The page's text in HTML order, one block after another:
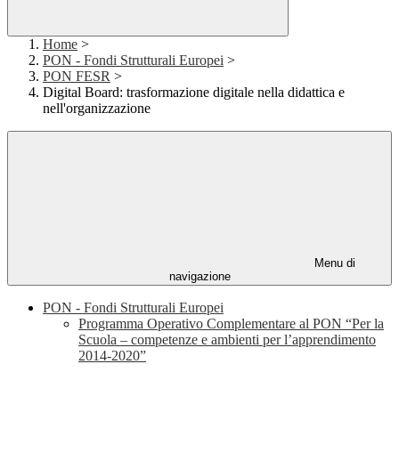
Home >
PON - Fondi Strutturali Europei >
PON FESR >
Digital Board: trasformazione digitale nella didattica e
nell'organizzazione
Menu di
navigazione
PON - Fondi Strutturali Europei
Programma Operativo Complementare al PON “Per la
Scuola – competenze e ambienti per l’apprendimento
2014-2020”